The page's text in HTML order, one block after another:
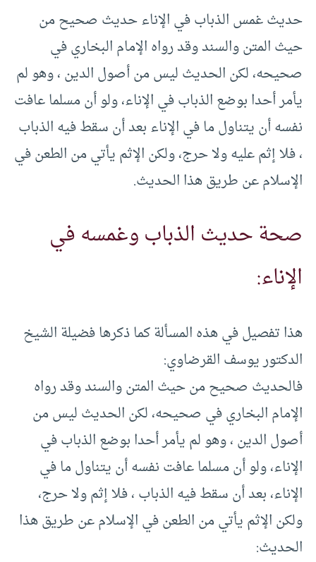
حديث غمس الذباب في الإناء حديث صحيح من
حيث المتن والسند وقد رواه الإمام البخاري في
صحيحه، لكن الحديث ليس من أصول الدين ، وهو لم
يأمر أحدا بوضع الذباب في الإناء، ولو أن مسلما عافت
نفسه أن يتناول ما في الإناء بعد أن سقط فيه الذباب
، فلا إثم عليه ولا حرج، ولكن الإثم يأتي من الطعن في
الإسلام عن طريق هذا الحديث.
صحة حديث الذباب وغمسه في
الإناء:
هذا تفصيل في هذه المسألة كما ذكرها فضيلة الشيخ
الدكتور يوسف القرضاوي:
فالحديث صحيح من حيث المتن والسند وقد رواه
الإمام البخاري في صحيحه، لكن الحديث ليس من
أصول الدين ، وهو لم يأمر أحدا بوضع الذباب في
الإناء، ولو أن مسلما عافت نفسه أن يتناول ما في
الإناء، بعد أن سقط فيه الذباب ، فلا إثم ولا حرج،
ولكن الإثم يأتي من الطعن في الإسلام عن طريق هذا
الحديث: